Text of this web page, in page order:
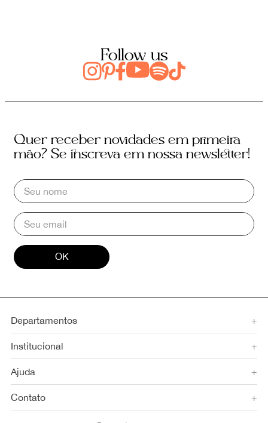
Follow us
Quer receber novidades em primeira
mão? Se inscreva em nossa newsletter!
OK
Departamentos +
Institucional +
Ajuda +
Contato +